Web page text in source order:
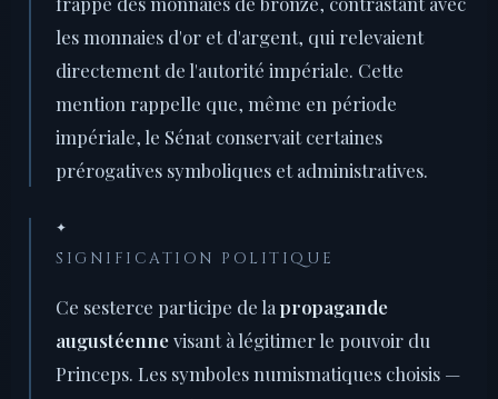
les monnaies d'or et d'argent, qui relevaient
directement de l'autorité impériale. Cette
mention rappelle que, même en période
impériale, le Sénat conservait certaines
prérogatives symboliques et administratives.
✦
SIGNIFICATION POLITIQUE
Ce sesterce participe de lapropagande
augustéennevisant à légitimer le pouvoir du
Princeps. Les symboles numismatiques choisis —